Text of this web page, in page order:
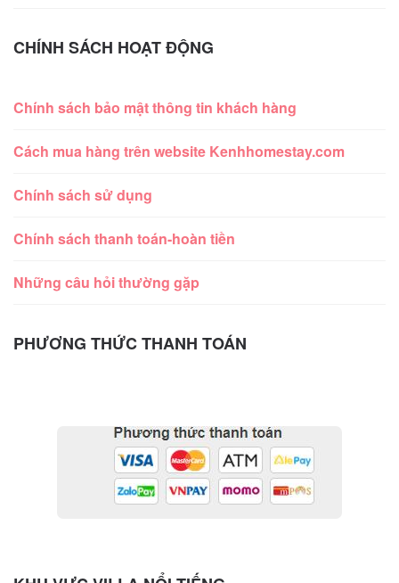
CHÍNH SÁCH HOẠT ĐỘNG
Chính sách bảo mật thông tin khách hàng
Cách mua hàng trên website Kenhhomestay.com
Chính sách sử dụng
Chính sách thanh toán-hoàn tiền
Những câu hỏi thường gặp
PHƯƠNG THỨC THANH TOÁN